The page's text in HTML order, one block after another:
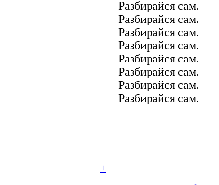
Разбирайся сам.
Разбирайся сам.
Разбирайся сам.
Разбирайся сам.
Разбирайся сам.
Разбирайся сам.
Разбирайся сам.
Разбирайся сам.
+